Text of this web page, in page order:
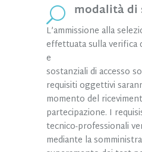
U modalità di
L’ammissione alla
effettuata sulla verifica
e
sostanziali di accesso
requisiti oggettivi
momento del
partecipazione. I
tecnico-professionali
mediante la